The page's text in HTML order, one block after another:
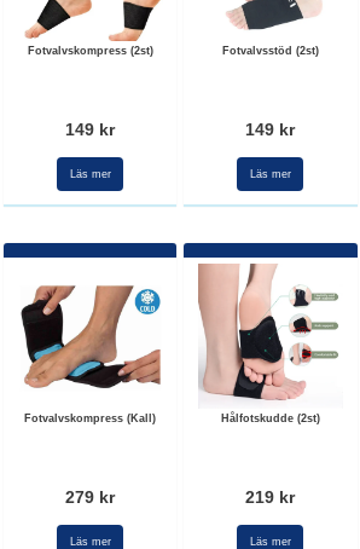
Fotvalvskompress (2st)
149 kr
Läs mer
Fotvalvsstöd (2st)
149 kr
Läs mer
Fotvalvskompress (Kall)
279 kr
Läs mer
Hålfotskudde (2st)
219 kr
Läs mer